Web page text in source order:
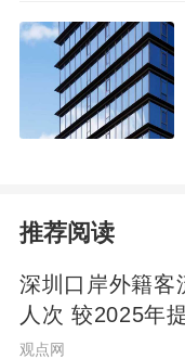
推荐阅读
深圳口岸外籍客
人次 较2025年
观点网